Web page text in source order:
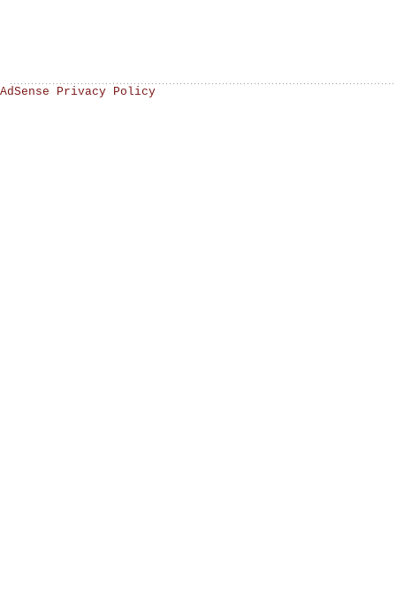
AdSense Privacy Policy